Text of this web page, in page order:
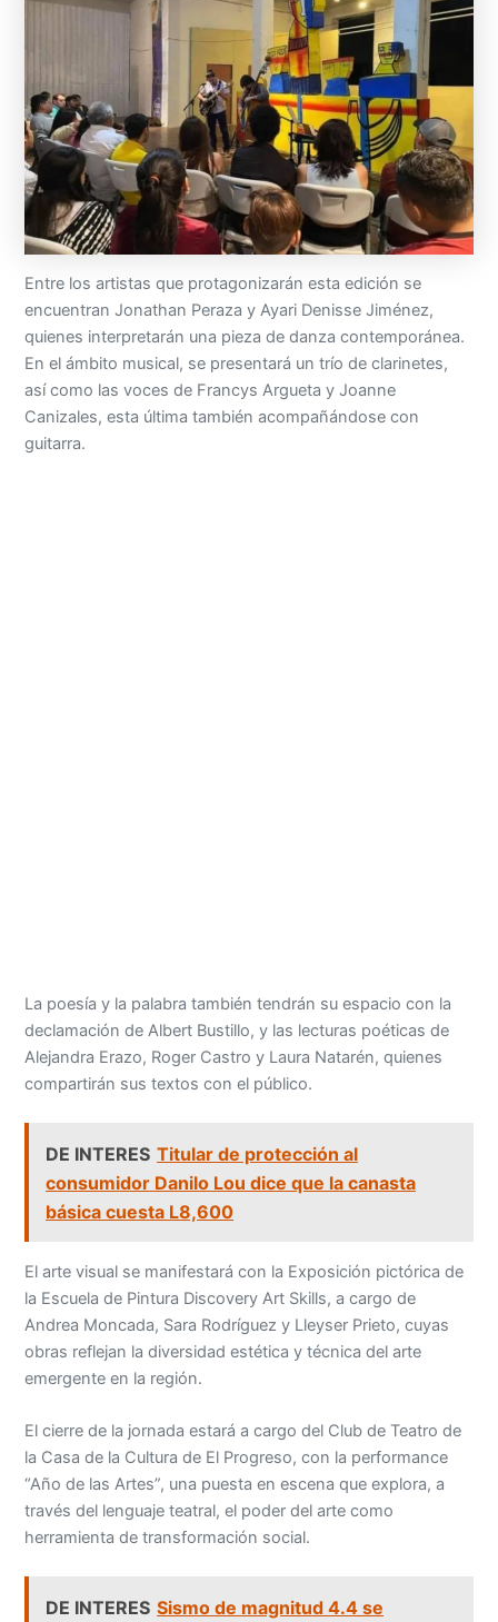
Entre los artistas que protagonizarán esta edición se
encuentran Jonathan Peraza y Ayari Denisse Jiménez,
quienes interpretarán una pieza de danza contemporánea.
En el ámbito musical, se presentará un trío de clarinetes,
así como las voces de Francys Argueta y Joanne
Canizales, esta última también acompañándose con
guitarra.
La poesía y la palabra también tendrán su espacio con la
declamación de Albert Bustillo, y las lecturas poéticas de
Alejandra Erazo, Roger Castro y Laura Natarén, quienes
compartirán sus textos con el público.
DE INTERES Titular de protección al
consumidor Danilo Lou dice que la canasta
básica cuesta L8,600
El arte visual se manifestará con la Exposición pictórica de
la Escuela de Pintura Discovery Art Skills, a cargo de
Andrea Moncada, Sara Rodríguez y Lleyser Prieto, cuyas
obras reflejan la diversidad estética y técnica del arte
emergente en la región.
El cierre de la jornada estará a cargo del Club de Teatro de
la Casa de la Cultura de El Progreso, con la performance
“Año de las Artes”, una puesta en escena que explora, a
través del lenguaje teatral, el poder del arte como
herramienta de transformación social.
DE INTERES Sismo de magnitud 4.4 se